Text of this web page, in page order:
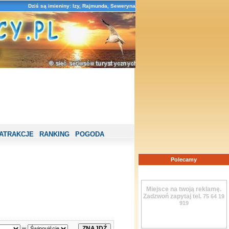
Dziś są imieniny: Izy, Rajmunda, Seweryna
RANKING POGODA
Polecamy
Miejsce na twoją reklamę.
Zadzwoń zapytaj tel. 75 64 19
919